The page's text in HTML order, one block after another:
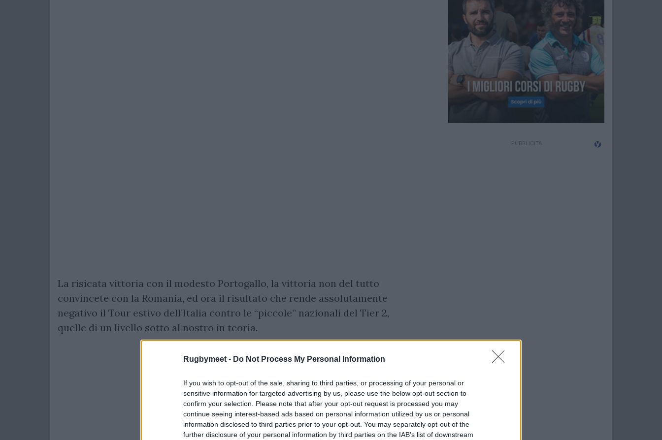
Rugbymeet - Do Not Process My Personal Information
If you wish to opt-out of the sale, sharing to third parties, or processing of your personal or
sensitive information for targeted advertising by us, please use the below opt-out section to
confirm your selection. Please note that after your opt-out request is processed you may
continue seeing interest-based ads based on personal information utilized by us or personal
information disclosed to third parties prior to your opt-out. You may separately opt-out of the
further disclosure of your personal information by third parties on the IAB’s list of downstream
La risicata vittoria con il modesto Portogallo, la vittoria non del tutto
convincete con la Romania, ed ora il risultato che rende assolutamente
negativo il Tour estivo dell’Italia contro le “piccole” nazionali del Tier 2,
quelle di un livello sotto al nostro in teoria.